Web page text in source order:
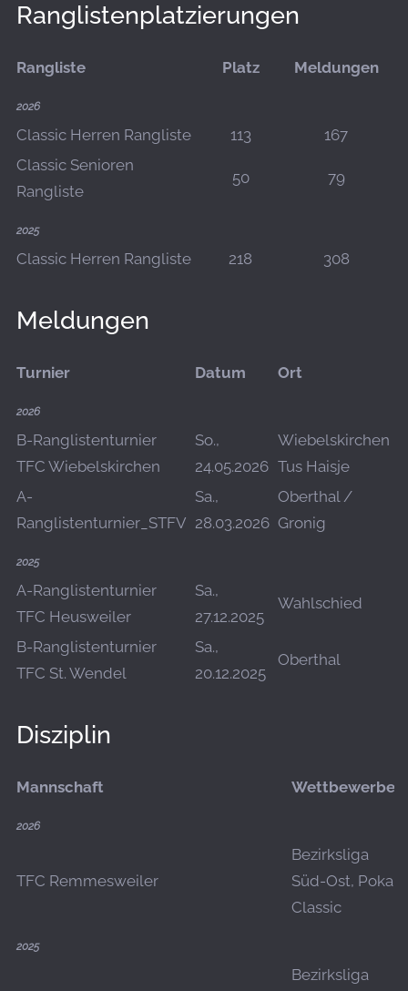
Ranglistenplatzierungen
Rangliste Platz Meldungen
2026
Classic Herren Rangliste 113
167
Classic Senioren
Rangliste
50 79
2025
Classic Herren Rangliste 218 308
Meldungen
Turnier Datum Ort
2026
B-Ranglistenturnier
TFC Wiebelskirchen
So.,
24.05.2026
Wiebelskirchen
Tus Haisje
A-
Ranglistenturnier_STFV
Sa.,
28.03.2026
Oberthal /
Gronig
2025
A-Ranglistenturnier
TFC Heusweiler
Sa.,
27.12.2025
Wahlschied
B-Ranglistenturnier
TFC St. Wendel
Sa.,
20.12.2025
Oberthal
Disziplin
Mannschaft Wettbewerbe
2026
TFC Remmesweiler
Bezirksliga
Süd-Ost, Pokal
Classic
2025
Bezirksliga